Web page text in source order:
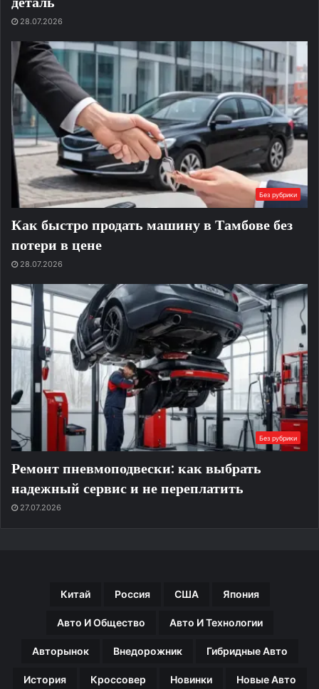
28.07.2026
Без рубрики
Как быстро продать машину в Тамбове без
потери в цене
28.07.2026
Без рубрики
Ремонт пневмоподвески: как выбрать
надежный сервис и не переплатить
27.07.2026
Китай Россия США Япония
Авто И Общество Авто И Технологии
Авторынок Внедорожник Гибридные Авто
История Кроссовер Новинки Новые Авто